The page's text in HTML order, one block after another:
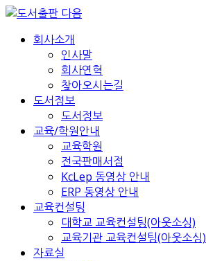
회사소개
인사말
회사연혁
찾아오시는길
도서정보
도서정보
교육/학원안내
교육학원
전국판매서점
KcLep 동영상 안내
ERP 동영상 안내
교육컨설팅
대학교 교육컨설팅(아웃소싱)
교육기관 교육컨설팅(아웃소싱)
자료실